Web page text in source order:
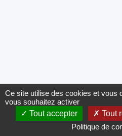
Ce site utilise des cookies et vous
vous souhaitez activer
Tout accepter
Tout
Politique de